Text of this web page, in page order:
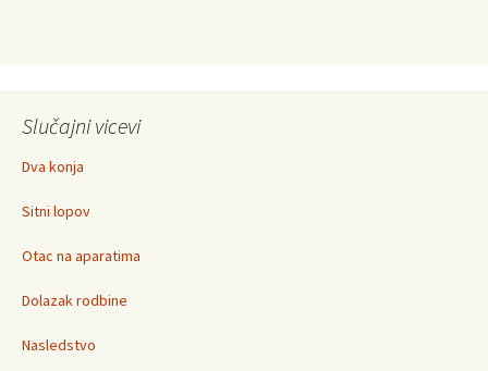
Slučajni vicevi
Dva konja
Sitni lopov
Otac na aparatima
Dolazak rodbine
Nasledstvo